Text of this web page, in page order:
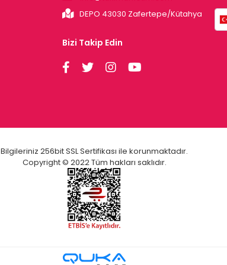
DEPO 43030 Zafertepe/Kütahya
Bizi Takip Edin
Bilgileriniz 256bit SSL Sertifikası ile korunmaktadır.
Copyright © 2022 Tüm hakları saklıdır.